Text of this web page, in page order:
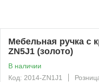
Мебельная ручка с
ZN5J1 (золото)
В наличии
Код: 2014-ZN1J1